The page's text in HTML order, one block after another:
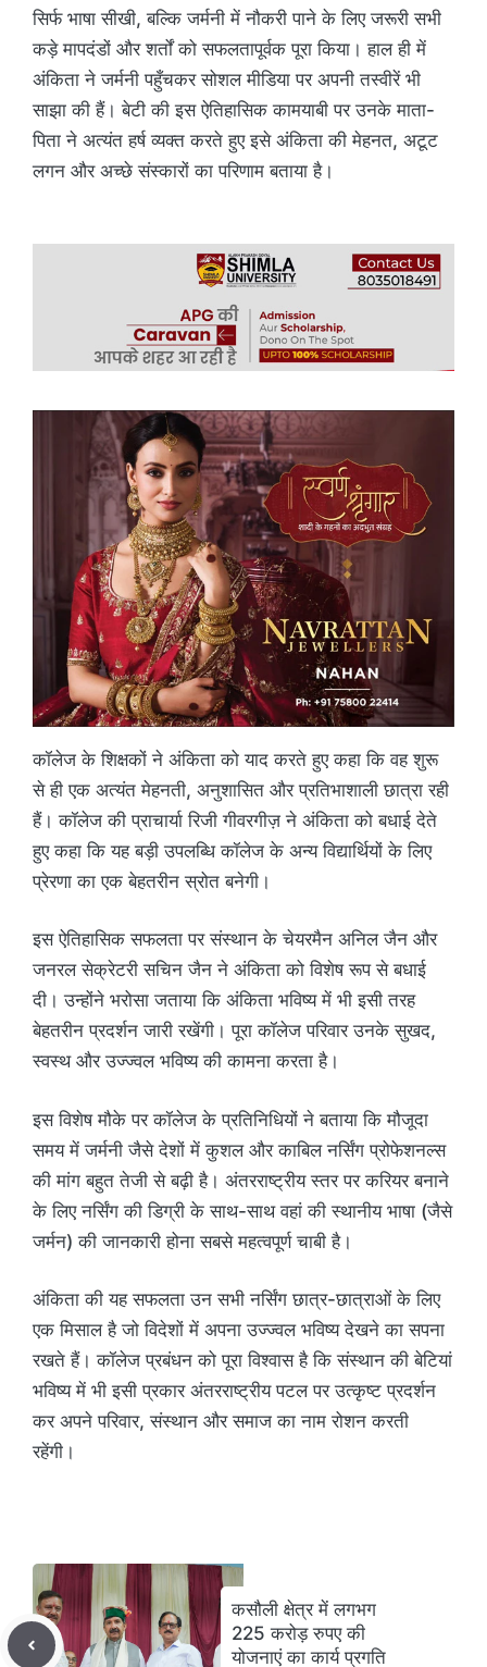
सिर्फ भाषा सीखी, बल्कि जर्मनी में नौकरी पाने के लिए जरूरी सभी
कड़े मापदंडों और शर्तों को सफलतापूर्वक पूरा किया। हाल ही में
अंकिता ने जर्मनी पहुँचकर सोशल मीडिया पर अपनी तस्वीरें भी
साझा की हैं। बेटी की इस ऐतिहासिक कामयाबी पर उनके माता-
पिता ने अत्यंत हर्ष व्यक्त करते हुए इसे अंकिता की मेहनत, अटूट
लगन और अच्छे संस्कारों का परिणाम बताया है।
कॉलेज के शिक्षकों ने अंकिता को याद करते हुए कहा कि वह शुरू
से ही एक अत्यंत मेहनती, अनुशासित और प्रतिभाशाली छात्रा रही
हैं। कॉलेज की प्राचार्या रिजी गीवरगीज़ ने अंकिता को बधाई देते
हुए कहा कि यह बड़ी उपलब्धि कॉलेज के अन्य विद्यार्थियों के लिए
प्रेरणा का एक बेहतरीन स्रोत बनेगी।
इस ऐतिहासिक सफलता पर संस्थान के चेयरमैन अनिल जैन और
जनरल सेक्रेटरी सचिन जैन ने अंकिता को विशेष रूप से बधाई
दी। उन्होंने भरोसा जताया कि अंकिता भविष्य में भी इसी तरह
बेहतरीन प्रदर्शन जारी रखेंगी। पूरा कॉलेज परिवार उनके सुखद,
स्वस्थ और उज्ज्वल भविष्य की कामना करता है।
इस विशेष मौके पर कॉलेज के प्रतिनिधियों ने बताया कि मौजूदा
समय में जर्मनी जैसे देशों में कुशल और काबिल नर्सिंग प्रोफेशनल्स
की मांग बहुत तेजी से बढ़ी है। अंतरराष्ट्रीय स्तर पर करियर बनाने
के लिए नर्सिंग की डिग्री के साथ-साथ वहां की स्थानीय भाषा (जैसे
जर्मन) की जानकारी होना सबसे महत्वपूर्ण चाबी है।
अंकिता की यह सफलता उन सभी नर्सिंग छात्र-छात्राओं के लिए
एक मिसाल है जो विदेशों में अपना उज्ज्वल भविष्य देखने का सपना
रखते हैं। कॉलेज प्रबंधन को पूरा विश्वास है कि संस्थान की बेटियां
भविष्य में भी इसी प्रकार अंतरराष्ट्रीय पटल पर उत्कृष्ट प्रदर्शन
कर अपने परिवार, संस्थान और समाज का नाम रोशन करती
रहेंगी।
कसौली क्षेत्र में लगभग
225 करोड़ रुपए की
योजनाएं का कार्य प्रगति